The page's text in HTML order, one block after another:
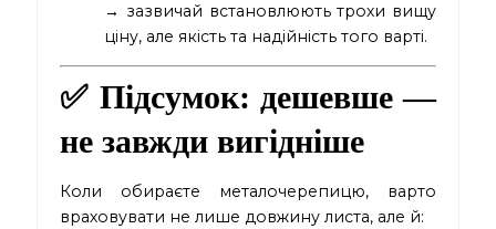
→ зазвичай встановлюють трохи вищу
ціну, але якість та надійність того варті.
✅ Підсумок: дешевше —
не завжди вигідніше
Коли обираєте металочерепицю, варто
враховувати не лише довжину листа, але й: